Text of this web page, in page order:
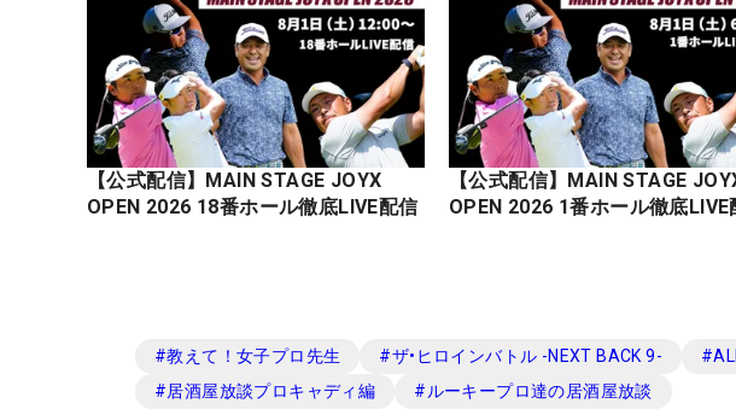
【公式配信】MAIN STAGE JOYX
OPEN 2026 18番ホール徹底LIVE配信
【公式配信】MAIN STAGE
OPEN 2026 1番ホール徹底
#教えて！女子プロ先生 #ザ•ヒロインバトル -NEXT BACK 9- #
#居酒屋放談プロキャディ編 #ルーキープロ達の居酒屋放談